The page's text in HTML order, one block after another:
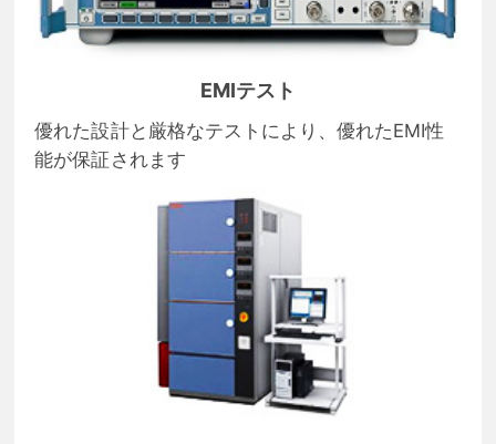
EMIテスト
優れた設計と厳格なテストにより、優れたEMI性
能が保証されます